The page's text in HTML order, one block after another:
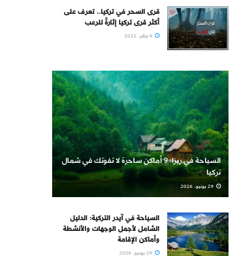
قرى السحر في تركيا.. تعرف على
أكثر قرى تركيا إثارةً للرعب
السياحة في ريزا: 9 أماكن ساحرة لا تفوتك في شمال
تركيا
السياحة في آيدر التركية: الدليل
الشامل لأجمل الوجهات والأنشطة
وأماكن الإقامة